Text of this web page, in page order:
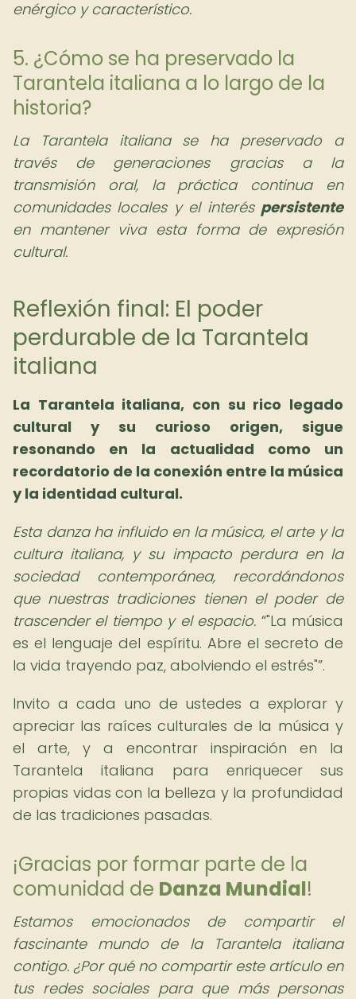
enérgico y característico.
5. ¿Cómo se ha preservado la
Tarantela italiana a lo largo de la
historia?
La Tarantela italiana se ha preservado a
través de generaciones gracias a la
transmisión oral, la práctica continua en
comunidades locales y el interés persistente
en mantener viva esta forma de expresión
cultural.
Reflexión final: El poder
perdurable de la Tarantela
italiana
La Tarantela italiana, con su rico legado
cultural y su curioso origen, sigue
resonando en la actualidad como un
recordatorio de la conexión entre la música
y la identidad cultural.
Esta danza ha influido en la música, el arte y la
cultura italiana, y su impacto perdura en la
sociedad contemporánea, recordándonos
que nuestras tradiciones tienen el poder de
trascender el tiempo y el espacio. "La música
es el lenguaje del espíritu. Abre el secreto de
la vida trayendo paz, abolviendo el estrés" .
Invito a cada uno de ustedes a explorar y
apreciar las raíces culturales de la música y
el arte, y a encontrar inspiración en la
Tarantela italiana para enriquecer sus
propias vidas con la belleza y la profundidad
de las tradiciones pasadas.
¡Gracias por formar parte de la
comunidad de Danza Mundial!
Estamos emocionados de compartir el
fascinante mundo de la Tarantela italiana
contigo. ¿Por qué no compartir este artículo en
tus redes sociales para que más personas